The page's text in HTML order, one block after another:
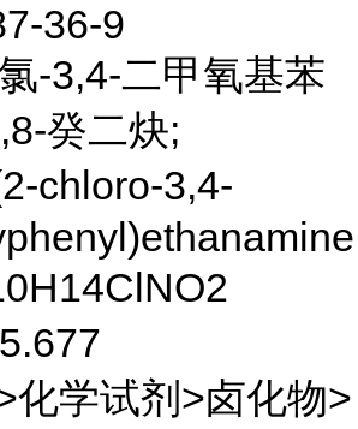
36-9
-3,4-二甲氧基苯
癸二炔;
chloro-3,4-
化学试剂>卤化物>